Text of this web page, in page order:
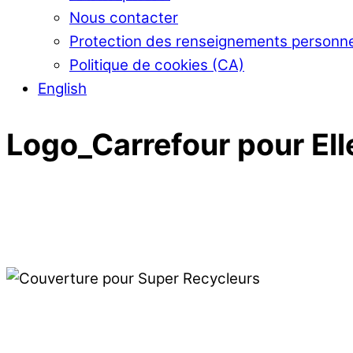
Nous contacter
Protection des renseignements
Politique de cookies (CA)
English
Logo_Carrefour pour